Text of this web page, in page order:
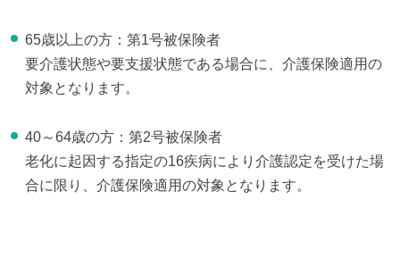
65歳以上の方：第1号被保険者
要介護状態や要支援状態である場合に、介護保険適用の
対象となります。
40～64歳の方：第2号被保険者
老化に起因する指定の16疾病により介護認定を受けた場
合に限り、介護保険適用の対象となります。